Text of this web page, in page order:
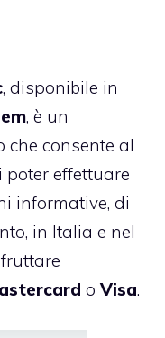
, disponibile in
, è un
consente al
poter effettuare
informative, di
in Italia e nel
oVisa.